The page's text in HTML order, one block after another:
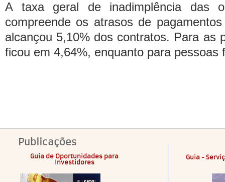
A taxa geral de inadimplência das
compreende os atrasos de
alcançou 5,10% dos contratos. Para as
ficou em 4,64%, enquanto para
Publicações
Guia de Oportunidades para
Investidores
Guia -